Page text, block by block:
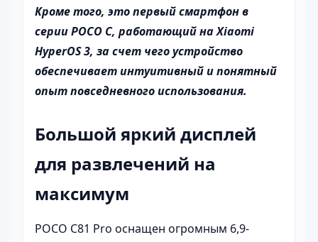
Кроме того, это первый смартфон в
серии POCO C, работающий на Xiaomi
HyperOS 3, за счет чего устройство
обеспечивает интуитивный и понятный
опыт повседневного использования.
Большой яркий дисплей
для развлечений на
максимум
POCO C81 Pro оснащен огромным 6,9-